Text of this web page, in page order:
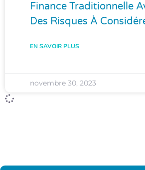
Finance Traditionnelle
Des Risques À
EN SAVOIR PLUS
novembre 30, 2023